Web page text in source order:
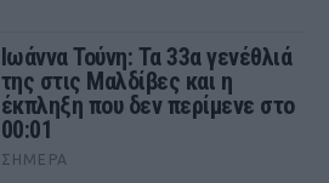
Ιωάννα Τούνη: Τα 33α γενέθλιά
της στις Μαλδίβες και η
έκπληξη που δεν περίμενε στο
00:01
ΣΉΜΕΡΑ